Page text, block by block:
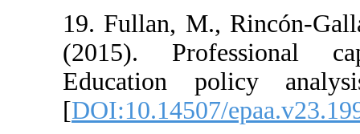
19. Fullan, M.,
(2015).
Education
[DOI:10.14507/